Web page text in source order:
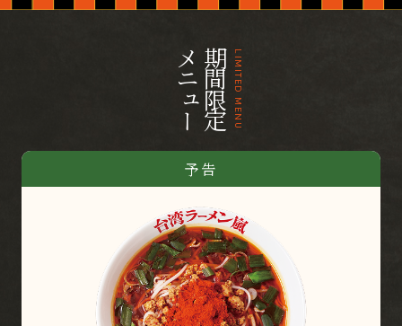
LIMITED MENU
期間限定
メニュー